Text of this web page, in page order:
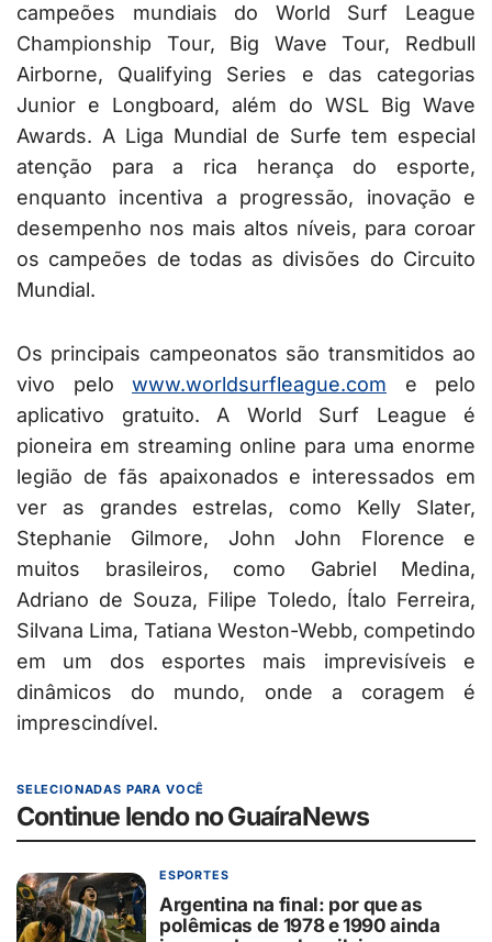
campeões mundiais do World Surf League
Championship Tour, Big Wave Tour, Redbull
Airborne, Qualifying Series e das categorias
Junior e Longboard, além do WSL Big Wave
Awards. A Liga Mundial de Surfe tem especial
atenção para a rica herança do esporte,
enquanto incentiva a progressão, inovação e
desempenho nos mais altos níveis, para coroar
os campeões de todas as divisões do Circuito
Mundial.
Os principais campeonatos são transmitidos ao
vivo pelo www.worldsurfleague.com e pelo
aplicativo gratuito. A World Surf League é
pioneira em streaming online para uma enorme
legião de fãs apaixonados e interessados em
ver as grandes estrelas, como Kelly Slater,
Stephanie Gilmore, John John Florence e
muitos brasileiros, como Gabriel Medina,
Adriano de Souza, Filipe Toledo, Ítalo Ferreira,
Silvana Lima, Tatiana Weston-Webb, competindo
em um dos esportes mais imprevisíveis e
dinâmicos do mundo, onde a coragem é
imprescindível.
SELECIONADAS PARA VOCÊ
Continue lendo no GuaíraNews
ESPORTES
Argentina na final: por que as
polêmicas de 1978 e 1990 ainda